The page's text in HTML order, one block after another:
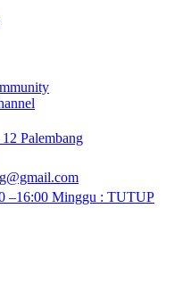
Palembang
–16:00 Minggu : TUTUP